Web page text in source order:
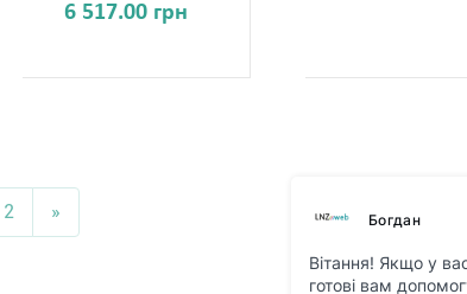
6 517.00 грн
2 »